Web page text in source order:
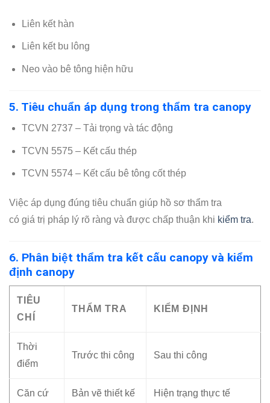
Liên kết hàn
Liên kết bu lông
Neo vào bê tông hiện hữu
5. Tiêu chuẩn áp dụng trong thẩm tra canopy
TCVN 2737 – Tải trọng và tác động
TCVN 5575 – Kết cấu thép
TCVN 5574 – Kết cấu bê tông cốt thép
Việc áp dụng đúng tiêu chuẩn giúp hồ sơ thẩm tra
có giá trị pháp lý rõ ràng và được chấp thuận khi kiểm tra.
6. Phân biệt thẩm tra kết cấu canopy và kiểm
định canopy
TIÊU
CHÍ
THẨM TRA KIỂM ĐỊNH
Thời
điểm
Trước thi công Sau thi công
Căn cứ Bản vẽ thiết kế Hiện trạng thực tế